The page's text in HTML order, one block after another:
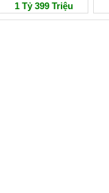
1 Tỷ 399 Triệu